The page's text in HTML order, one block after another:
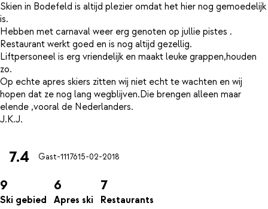
Skien in Bodefeld is altijd plezier omdat het hier nog gemoedelijk
is.
Hebben met carnaval weer erg genoten op jullie pistes .
Restaurant werkt goed en is nog altijd gezellig.
Liftpersoneel is erg vriendelijk en maakt leuke grappen,houden
zo.
Op echte apres skiers zitten wij niet echt te wachten en wij
hopen dat ze nog lang wegblijven.Die brengen alleen maar
elende ,vooral de Nederlanders.
7.4 Gast-1117615-02-2018
9
Ski gebied
6
Apres ski
7
Restaurants